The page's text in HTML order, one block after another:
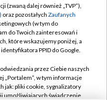
/ WROCŁAW
(zwaną dalej również „TVP”),
oraz pozostałych Zaufanych
(w tym do
do Twoich zainteresowań i
które wskazujemy poniżej, a
PPID do Google.
przez Ciebie naszych
„Portalem”, w tym informacje
jak: pliki cookie, sygnalizatory
umożliwiających świadczenie